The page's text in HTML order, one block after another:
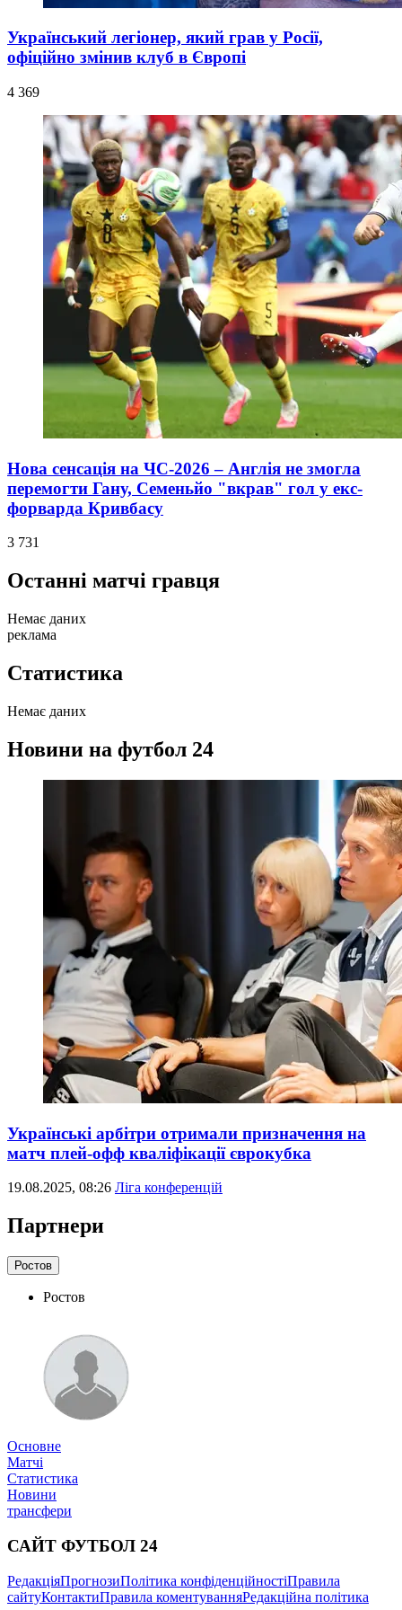
Український легіонер, який грав у Росії,
офіційно змінив клуб в Європі
4 369
Нова сенсація на ЧС-2026 – Англія не змогла
перемогти Гану, Семеньйо "вкрав" гол у екс-
форварда Кривбасу
3 731
Останні матчі гравця
Немає даних
реклама
Статистика
Немає даних
Новини на футбол 24
Українські арбітри отримали призначення на
матч плей-офф кваліфікації єврокубка
19.08.2025, 08:26 Ліга конференцій
Партнери
Ростов
Ростов
Основне
Матчі
Статистика
Новини
трансфери
САЙТ ФУТБОЛ 24
РедакціяПрогнозиПолітика конфіденційностіПравила
сайтуКонтактиПравила коментуванняРедакційна політика